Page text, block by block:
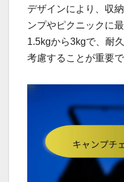
デザインにより、収
ンプやピクニックに
1.5kgから3kgで、耐
考慮することが重要で